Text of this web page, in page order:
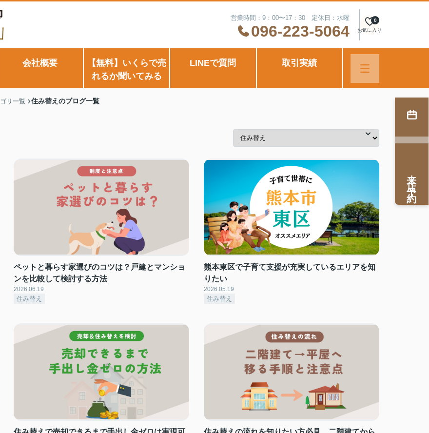
営業時間：9：00〜17：30 定休日：水曜
096-223-5064 お気に入り
0
会社概要
【無料】いくらで売
れるか聞いてみる
LINEで質問 取引実績
リ一覧 住み替えのブログ一覧
ペットと暮らす家選びのコツは？戸建とマンショ
ンを比較して検討する方法
2026.06.19
住み替え
熊本東区で子育て支援が充実しているエリアを知
りたい
2026.05.19
住み替え
来店予約